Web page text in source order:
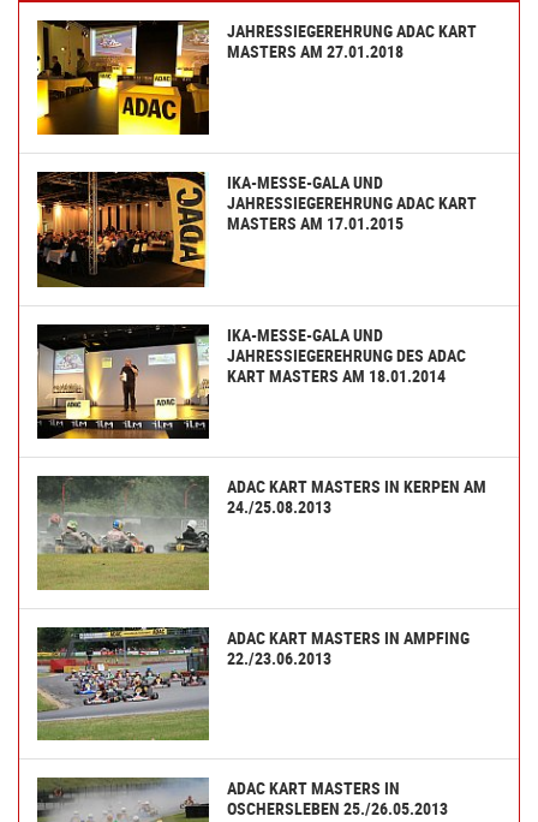
JAHRESSIEGEREHRUNG ADAC KART
MASTERS AM 27.01.2018
IKA-MESSE-GALA UND
JAHRESSIEGEREHRUNG ADAC KART
MASTERS AM 17.01.2015
IKA-MESSE-GALA UND
JAHRESSIEGEREHRUNG DES ADAC
KART MASTERS AM 18.01.2014
ADAC KART MASTERS IN KERPEN AM
24./25.08.2013
ADAC KART MASTERS IN AMPFING
22./23.06.2013
ADAC KART MASTERS IN
OSCHERSLEBEN 25./26.05.2013